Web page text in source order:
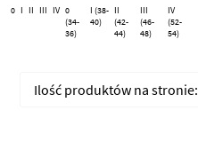
0 I II III IV 0
(34-
36)
I (38-
40)
II
(42-
44)
III
(46-
48)
IV
(52-
54)
Ilość produktów na stronie: